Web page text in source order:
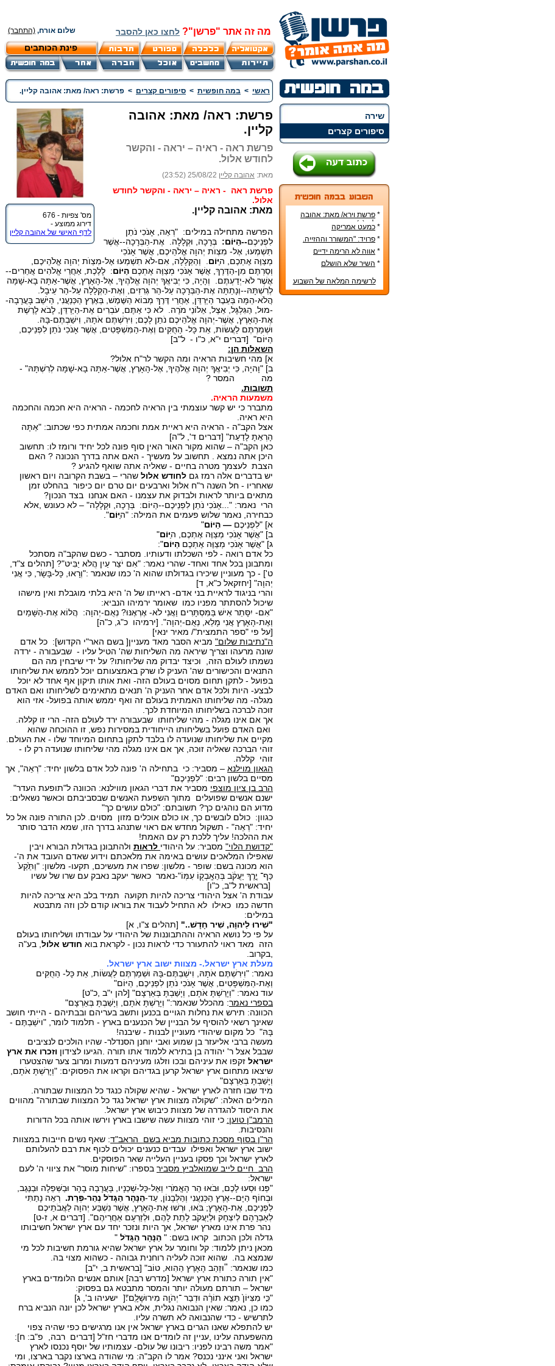
מה זה אתר "פרשן"? לחצו כאן להסבר שלום אורח, (התחבר)
פינת הכותבים
שירה
סיפורים קצרים
* פרשת וירא/ מאת: אהובה
קליין (c)
* כמעט אמריקה
* פרויד: "המשורר וההזייה.
מעשה היצירה בראי
הפסיכואנליזה".
* אווה לא הרימה ידיים
* השיר שלא הושלם
לרשימה המלאה של השבוע
ראשי > במה חופשית > סיפורים קצרים > פרשת: ראה/ מאת: אהובה קליין.
מס' צפיות - 676
דירוג ממוצע -
לדף האישי של אהובה קליין
פרשת: ראה/ מאת: אהובה
קליין.
פרשת ראה - ראיה – יראה - והקשר
לחודש אלול.
מאת: אהובה קליין 25/08/22 (23:52)
פרשת ראה - ראיה – יראה - והקשר לחודש
אלול.
מאת: אהובה קליין.
הפרשה מתחילה במילים: "רְאֵה, אָנֹכִי נֹתֵן
לִפְנֵיכֶם--הַיּוֹם: בְּרָכָה, וּקְלָלָה. אֶת-הַבְּרָכָה--אֲשֶׁר
תִּשְׁמְעוּ, אֶל- מִצְוֺת יְהוָה אֱלֹהֵיכֶם, אֲשֶׁר אָנֹכִי
מְצַוֶּה אֶתְכֶם, הַיּוֹם . וְהַקְּלָלָה, אִם-לֹא תִשְׁמְעוּ אֶל-מִצְוֺת יְהוָה אֱלֹהֵיכֶם,
וְסַרְתֶּם מִן-הַדֶּרֶךְ, אֲשֶׁר אָנֹכִי מְצַוֶּה אֶתְכֶם הַיּוֹם: לָלֶכֶת, אַחֲרֵי אֱלֹהִים אֲחֵרִים--
אֲשֶׁר לֹא-יְדַעְתֶּם. וְהָיָה, כִּי יְבִיאֲךָ יְהוָה אֱלֹהֶיךָ, אֶל-הָאָרֶץ, אֲשֶׁר-אַתָּה בָא-שָׁמָּה
לְרִשְׁתָּהּ--וְנָתַתָּה אֶת-הַבְּרָכָה עַל-הַר גְּרִזִים, וְאֶת-הַקְּלָלָה עַל-הַר עֵיבָל.
הֲלֹא-הֵמָּה בְּעֵבֶר הַיַּרְדֵּן, אַחֲרֵי דֶּרֶךְ מְבוֹא הַשֶּׁמֶשׁ, בְּאֶרֶץ הַכְּנַעֲנִי, הַיֹּשֵׁב בָּעֲרָבָה-
-מוּל, הַגִּלְגָּל, אֵצֶל, אֵלוֹנֵי מֹרֶה. לא כִּי אַתֶּם, עֹבְרִים אֶת-הַיַּרְדֵּן, לָבֹא לָרֶשֶׁת
אֶת-הָאָרֶץ, אֲשֶׁר-יְהוָה אֱלֹהֵיכֶם נֹתֵן לָכֶם; וִירִשְׁתֶּם אֹתָהּ, וִישַׁבְתֶּם-בָּהּ.
וּשְׁמַרְתֶּם לַעֲשׂוֹת, אֵת כָּל- הַחֻקִּים וְאֶת-הַמִּשְׁפָּטִים, אֲשֶׁר אָנֹכִי נֹתֵן לִפְנֵיכֶם,
הַיּוֹם" [דברים י"א, כ"ו - ל"ב]
השאלות הן:
א] מהי חשיבות הראיה ומה הקשר לר"ח אלול?
ב] "וָהיָה, כִּי יְבִיאֲךָ יְהוָה אֱלֹהֶיךָ, אֶל-הָאָרֶץ, אֲשֶׁר-אַתָּה בָא-שָׁמָּה לְרִשְׁתָּהּ" -
מה המסר ?
תשובות.
משמעות הראיה.
מתברר כי יש קשר עוצמתי בין הראיה לחכמה - הראיה היא חכמה והחכמה
היא ראיה.
אצל הקב"ה - הראיה היא ראיית אמת וחכמה אמתית כפי שכתוב: "אַתָּה
הָרְאֵתָ לָדַעַת" [דברים ד', ל"ה]
כאן הקב"ה – שהוא מקור האור האין סוף פונה לכל יחיד ורומז לו: תחשוב
היכן אתה נמצא . תחשוב על מעשיך - האם אתה בדרך הנכונה ? האם
הצבת לעצמך מטרה בחיים - שאליה אתה שואף להגיע ?
יש בדברים אלה רמז גם לחודש אלול שהרי – בשבת הקרובה ויום ראשון
שאחריו - חל השנה ר"ח אלול וארבעים יום טרם יום כיפור בהחלט זמן
מתאים ביותר לראות ולבדוק את עצמנו - האם אנחנו בצד הנכון?
הרי נאמר: "...אָנֹכִי נֹתֵן לִפְנֵיכֶם--הַיּוֹם: בְּרָכָה, וּקְלָלָה" – לא כעונש ,אלא
כבחירה, נאמר שלוש פעמים את המילה: "הַיּוֹם".
א] "לִפְנֵיכֶם — הַיּוֹם"
ב] "אֲשֶׁר אָנֹכִי מְצַוֶּה אֶתְכֶם, הַיּוֹם"
ג] "אֲשֶׁר אָנֹכִי מְצַוֶּה אֶתְכֶם הַיּוֹם":
כל אדם רואה - לפי השכלתו ודעותיו. מסתבר - כשם שהקב"ה מסתכל
ומתבונן בכל אחד ואחד- שהרי נאמר: "אִם יֹצֵר עַיִן הֲלֹא יַבִּיט"? [תהלים צ"ד,
ט'] - כך מעוניין שיכירו בגדולתו שהוא ה' כמו שנאמר :"וְרָאוּ, כָּל-בָּשָׂר, כִּי אֲנִי
יְהוָה" [יחזקאל כ"א, ד]
והרי בניגוד לראיית בני אדם- ראייתו של ה' היא בלתי מוגבלת ואין מישהו
שיכול להסתתר מפניו כמו שאומר ירמיהו הנביא:
"אִם- יִסָּתֵר אִישׁ בַּמִּסְתָּרִים וַאֲנִי לֹא- אֶרְאֶנּוּ? נְאֻם-יְהוָה: הֲלוֹא אֶת-הַשָּׁמַיִם
וְאֶת-הָאָרֶץ אֲנִי מָלֵא, נְאֻם-יְהוָה". [ירמיהו כ"ג, כ"ה]
[על פי "ספר התמצית"/ מאיר ינאי]
ה"נתיבות שלום" מביא הסבר מאד מעניין[ בשם האר"י הקדוש]: כל אדם
שונה מרעהו וצריך שיראה מה השליחות שה' הטיל עליו - שבעבורה - ירדה
נשמתו לעולם הזה, וכיצד יבדוק מה שליחותו? על ידי שיבחין מה הם
התנאים והכישורים שה' העניק לו שרק באמצעותם יוכל לממש את שליחותו
בפועל - לתקן תחום מסוים בעולם הזה- ואת אותו תיקון אף אחד לא יוכל
לבצע- היות ולכל אדם אחר העניק ה' תנאים מתאימים לשליחותו ואם האדם
מגלה- מה שליחותו האמתית בעולם זה ואף יממש אותה בפועל- אזי הוא
זוכה לברכה בשליחותו המיוחדת לכך.
אך אם אינו מגלה - מהי שליחותו שבעבורה ירד לעולם הזה- הרי זו קללה.
ואם האדם פועל בשליחותו הייחודית במסירות נפש, זו ההוכחה שהוא
מקיים את שליחותו שנועדה לו בלבד לתקן בתחום המיוחד שלו - את העולם.
זוהי הברכה שאליה זוכה, אך אם אינו מגלה מהי שליחותו שנועדה רק לו -
זוהי קללה.
הגאון מוילנא – מסביר: כי בתחילה ה' פונה לכל אדם בלשון יחיד: "רְאֵה", אך
מסיים בלשון רבים: "לִפְנֵיכֶם"
הרב בן ציון מוצפי מסביר את דברי הגאון מווילנא: הכוונה ל"תופעת העדר"
ישנם אנשים שפועלים מתוך השפעת האנשים שבסביבתם וכאשר נשאלים:
מדוע הם נוהגים כך? תשובתם: "כולם עושים כך"
כגוון: כולם לובשים כך, או כולם אוכלים מזון מסוים. לכן התורה פונה אל כל
יחיד: "רְאֵה" - תשקול מחדש אם ראוי שתנהג בדרך הזו, שמא הדבר סותר
את ההלכה! עליך ללכת רק עם האמת!
"קדושת הלוי" מסביר: על היהודי לראות ולהתבונן בגדולת הבורא ויבין
שאפילו המלאכים עושים באימה את מלאכתם וידוע שאדם העובד את ה'-
הוא מכונה בשם: שופר - מלשון: שפרו את מעשיכם, תקעו- מלשון: "וַתֵּ֙קַע֙
כַּף־ יֶ֣רֶךְ יַעֲקֹ֔ב בְּהֵאָֽבְק֖וֹ עִמּֽוֹ"-נאמר כאשר יעקב נאבק עם שרו של עשיו
[בראשית ל"ב, כ"ו]
עבודת ה' אצל היהודי צריכה להיות תקועה תמיד בלב היא צריכה להיות
חדשה כמו כאילו לא התחיל לעבוד את בוראו קודם לכן וזה מתבטא
במילים:
"שִׁירוּ לַיהוָה, שִׁיר חָדָשׁ.." [תהלים צ"ו, א]
על פי כל נושא הראיה וההתבוננות של היהודי על עבודתו ושליחותו בעולם
הזה מאד ראוי להתעורר כדי לראות נכון - לקראת בוא חודש אלול , בע"ה
,בקרוב.
מעלת ארץ ישראל.- מצוות ישוב ארץ ישראל.
נאמר: "וִירִשְׁתֶּם אֹתָהּ, וִישַׁבְתֶּם-בָּהּ וּשְׁמַרְתֶּם לַעֲשׂוֹת, אֵת כָּל- הַחֻקִּים
וְאֶת-הַמִּשְׁפָּטִים, אֲשֶׁר אָנֹכִי נֹתֵן לִפְנֵיכֶם, הַיּוֹם"
עוד נאמר: "וְיָרַשְׁתָּ אֹתָם, וְיָשַׁבְתָּ בְּאַרְצָם" [להן י"ב ,כ"ט]
בספרי נאמר: מהכלל שנאמר:" וְיָרַשְׁתָּ אֹתָם, וְיָשַׁבְתָּ בְּאַרְצָם"
הכוונה: תירש את נחלות הגויים בכנען ותשב בעריהם ובבתיהם - הייתי חושב
שאינך רשאי להוסיף על הבניין של הכנענים בארץ - תלמוד לומר, "וישַׁבְתֶּם -
בָּהּ" כל מקום שיהודי מעוניין לבנות - שיבנה!
מעשה ברבי אליעזר בן שמוע ואבי יוחנן הסנדלר- שהיו הולכים לנציבים
שבבל אצל ר' יהודה בן בתירא ללמוד אתו תורה .הגיעו לצידון וזכרו את ארץ
ישראל זקפו את עיניהם ובכו וזלגו מעיניהם דמעות ומרוב צער שהצטערו
שיצאו מתחום ארץ ישראל קרען בגדיהם וקראו את הפסוקים: "וְיָרַשְׁתָּ אֹתָם,
וְיָשַׁבְתָּ בְּאַרְצָם"
מיד שבו חזרה לארץ ישראל - שהיא שקולה כנגד כל המצוות שבתורה.
המילים האלה: "שקולה מצוות ארץ ישראל נגד כל המצוות שבתורה" מהווים
את היסוד להגדרה של מצוות כיבוש ארץ ישראל.
הרמב"ן טוען: כי זוהי מצוות עשה שישבו בארץ וירשו אותה בכל הדורות
והנסיבות.
הר"ן בסוף מסכת כתובות מביא בשם הראב"ד: שאף נשים חייבות במצוות
ישוב ארץ ישראל ואפילו עבדים כנענים יכולים לכוף את רבם להעלותם
לארץ ישראל וכך פסקו בעניין העלייה שאר הפוסקים.
הרב חיים לייב שמואלביץ מסביר בספרו: "שיחות מוסר" את ציווי ה' לעם
ישראל:
"פְּנוּ וּסְעוּ לָכֶם, וּבֹאוּ הַר הָאֱמֹרִי וְאֶל-כָּל-שְׁכֵנָיו, בָּעֲרָבָה בָהָר וּבַשְּׁפֵלָה וּבַנֶּגֶב,
וּבְחוֹף הַיָּם--אֶרֶץ הַכְּנַעֲנִי וְהַלְּבָנוֹן, עַד-הַנָּהָר הַגָּדֹל נְהַר-פְּרָת. רְאֵה נָתַתִּי
לִפְנֵיכֶם, אֶת-הָאָרֶץ; בֹּאוּ, וּרְשׁוּ אֶת-הָאָרֶץ, אֲשֶׁר נִשְׁבַּע יְהוָה לַאֲבֹתֵיכֶם
לְאַבְרָהָם לְיִצְחָק וּלְיַעֲקֹב לָתֵת לָהֶם, וּלְזַרְעָם אַחֲרֵיהֶם". [דברים א, ז-ט]
נהר פרת אינו מארץ ישראל, אך היות ונזכר יחד עם ארץ ישראל חשיבותו
גדלה ולכן הכתוב קראו בשם: " הַנָּהָר הַגָּדֹל "
מכאן ניתן ללמוד: קל וחומר על ארץ ישראל שהיא גורמת חשיבות לכל מי
שנמצא בה. שהוא זוכה לעליה רוחנית גבוהה - כשהוא מצוי בה.
כמו שנאמר: "וּזְהַב הָאָרֶץ הַהִוא, טוֹב" [בראשית ב, י"ב]
"אין תורה כתורת ארץ ישראל [מדרש רבה] אותם אנשים הלומדים בארץ
ישראל – תורתם מעולה יותר והמסר מתבטא גם בפסוק:
"כִּ֤י מִצִּיּוֹן֙ תֵּצֵ֣א תוֹרָ֔ה וּדְבַר ־יְהֹוָ֖ה מִירוּשָׁלָֽ͏ִם"׃[ ישעיהו ב', ג]
כמו כן, נאמר: שאין הנבואה נגלית, אלא בארץ ישראל לכן יונה הנביא ברח
לתרשיש - כדי שהנבואה לא תשרה עליו.
יש להתפלא שאנו הגרים בארץ ישראל אין אנו מרגישים כפי שהיה צפוי
מהשפעתה עלינו ,עניין זה לומדים אנו מדברי חז"ל [דברים רבה, פ"ב: ח]:
"אמר משה רבינו לפניו: ריבונו של עולם- עצמותיו של יוסף נכנסו לארץ
ישראל ואני אינני נכנס? אמר לו הקב"ה: מי שהודה בארצו נקבר בארצו, ומי